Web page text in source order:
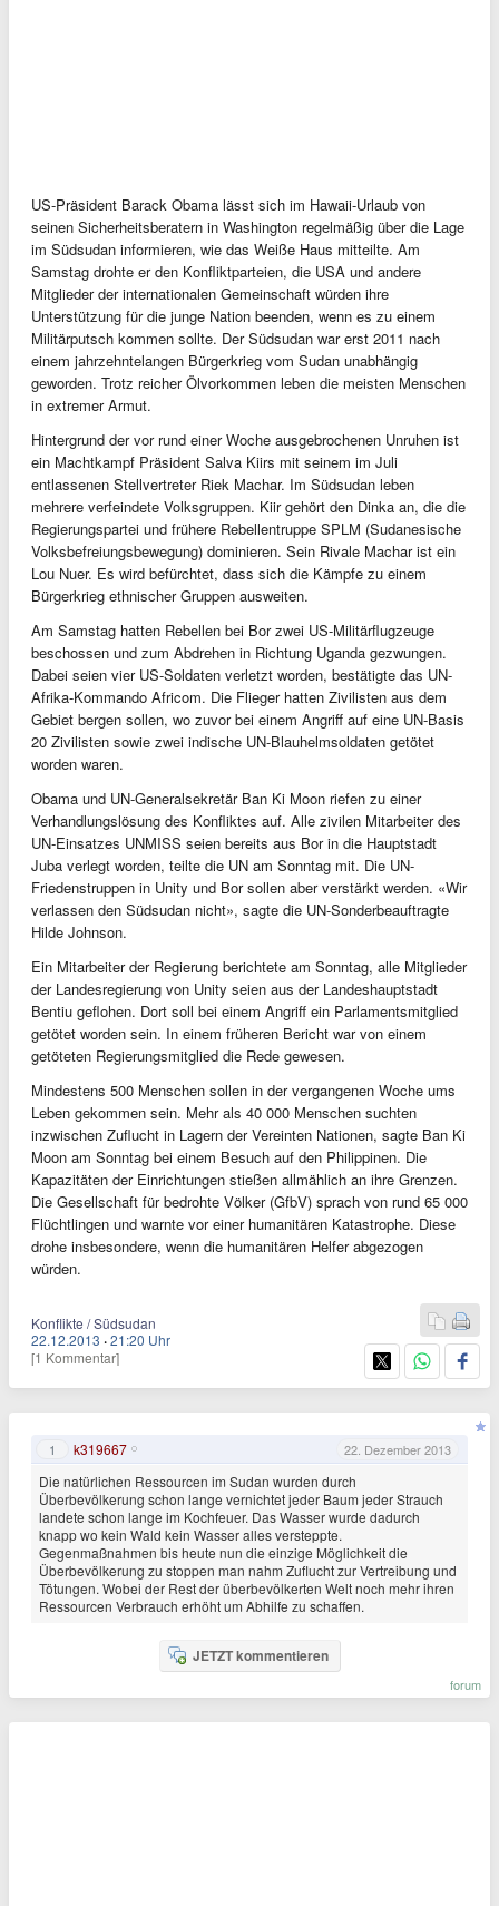
US-Präsident Barack Obama lässt sich im Hawaii-Urlaub von
seinen Sicherheitsberatern in Washington regelmäßig über die Lage
im Südsudan informieren, wie das Weiße Haus mitteilte. Am
Samstag drohte er den Konfliktparteien, die USA und andere
Mitglieder der internationalen Gemeinschaft würden ihre
Unterstützung für die junge Nation beenden, wenn es zu einem
Militärputsch kommen sollte. Der Südsudan war erst 2011 nach
einem jahrzehntelangen Bürgerkrieg vom Sudan unabhängig
geworden. Trotz reicher Ölvorkommen leben die meisten Menschen
in extremer Armut.
Hintergrund der vor rund einer Woche ausgebrochenen Unruhen ist
ein Machtkampf Präsident Salva Kiirs mit seinem im Juli
entlassenen Stellvertreter Riek Machar. Im Südsudan leben
mehrere verfeindete Volksgruppen. Kiir gehört den Dinka an, die die
Regierungspartei und frühere Rebellentruppe SPLM (Sudanesische
Volksbefreiungsbewegung) dominieren. Sein Rivale Machar ist ein
Lou Nuer. Es wird befürchtet, dass sich die Kämpfe zu einem
Bürgerkrieg ethnischer Gruppen ausweiten.
Am Samstag hatten Rebellen bei Bor zwei US-Militärflugzeuge
beschossen und zum Abdrehen in Richtung Uganda gezwungen.
Dabei seien vier US-Soldaten verletzt worden, bestätigte das UN-
Afrika-Kommando Africom. Die Flieger hatten Zivilisten aus dem
Gebiet bergen sollen, wo zuvor bei einem Angriff auf eine UN-Basis
20 Zivilisten sowie zwei indische UN-Blauhelmsoldaten getötet
worden waren.
Obama und UN-Generalsekretär Ban Ki Moon riefen zu einer
Verhandlungslösung des Konfliktes auf. Alle zivilen Mitarbeiter des
UN-Einsatzes UNMISS seien bereits aus Bor in die Hauptstadt
Juba verlegt worden, teilte die UN am Sonntag mit. Die UN-
Friedenstruppen in Unity und Bor sollen aber verstärkt werden. «Wir
verlassen den Südsudan nicht», sagte die UN-Sonderbeauftragte
Hilde Johnson.
Ein Mitarbeiter der Regierung berichtete am Sonntag, alle Mitglieder
der Landesregierung von Unity seien aus der Landeshauptstadt
Bentiu geflohen. Dort soll bei einem Angriff ein Parlamentsmitglied
getötet worden sein. In einem früheren Bericht war von einem
getöteten Regierungsmitglied die Rede gewesen.
Mindestens 500 Menschen sollen in der vergangenen Woche ums
Leben gekommen sein. Mehr als 40 000 Menschen suchten
inzwischen Zuflucht in Lagern der Vereinten Nationen, sagte Ban Ki
Moon am Sonntag bei einem Besuch auf den Philippinen. Die
Kapazitäten der Einrichtungen stießen allmählich an ihre Grenzen.
Die Gesellschaft für bedrohte Völker (GfbV) sprach von rund 65 000
Flüchtlingen und warnte vor einer humanitären Katastrophe. Diese
drohe insbesondere, wenn die humanitären Helfer abgezogen
würden.
Konflikte / Südsudan
22.12.2013 ·21:20 Uhr
[1 Kommentar]
1 k319667 22. Dezember 2013
Die natürlichen Ressourcen im Sudan wurden durch
Überbevölkerung schon lange vernichtet jeder Baum jeder Strauch
landete schon lange im Kochfeuer. Das Wasser wurde dadurch
knapp wo kein Wald kein Wasser alles versteppte.
Gegenmaßnahmen bis heute nun die einzige Möglichkeit die
Überbevölkerung zu stoppen man nahm Zuflucht zur Vertreibung und
Tötungen. Wobei der Rest der überbevölkerten Welt noch mehr ihren
Ressourcen Verbrauch erhöht um Abhilfe zu schaffen.
JETZT kommentieren
forum